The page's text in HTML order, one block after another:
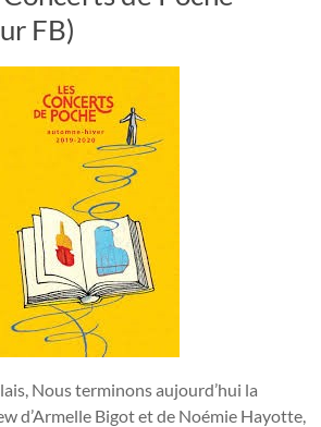
FB)
Nous terminons aujourd’hui la
d’Armelle Bigot et de Noémie Hayotte,